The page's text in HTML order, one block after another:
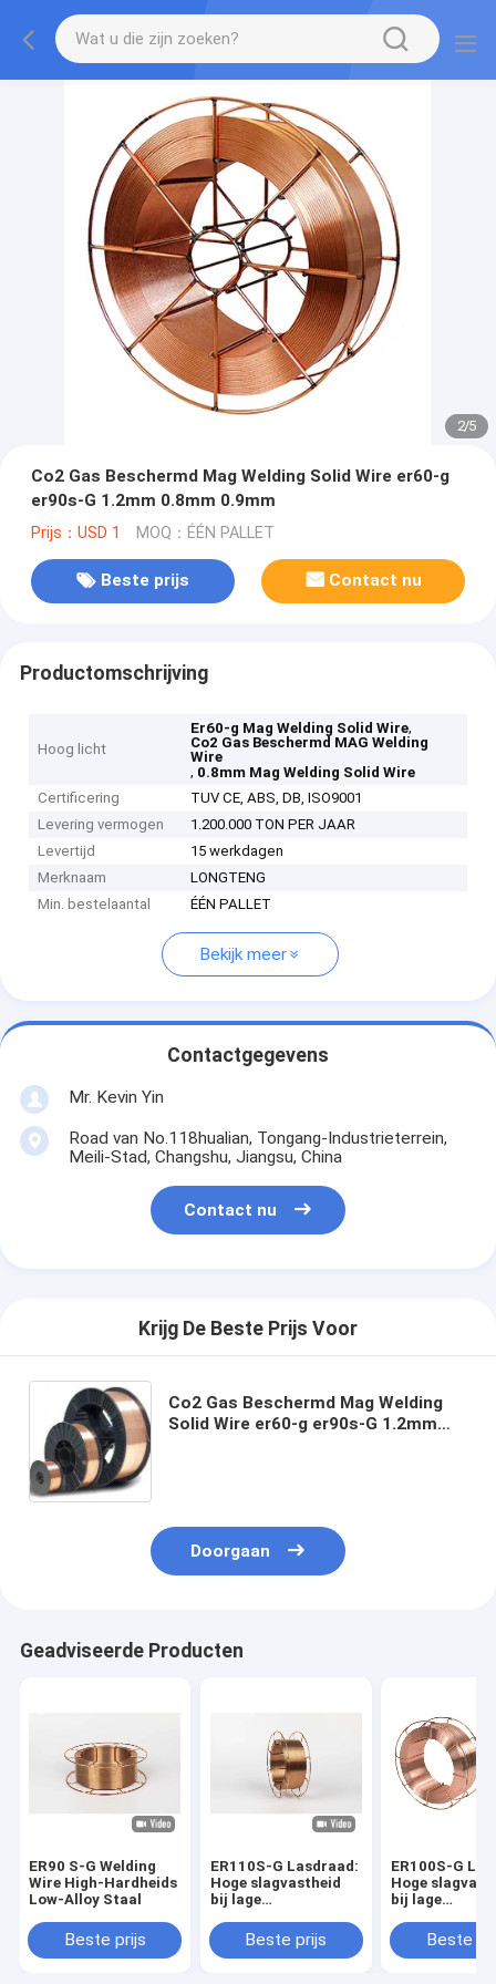
2/5
Co2 Gas Beschermd Mag Welding Solid Wire er60-g
er90s-G 1.2mm 0.8mm 0.9mm
Prijs：USD 1 MOQ：ÉÉN PALLET
Beste prijs Contact nu
Productomschrijving
Hoog licht
Er60-g Mag Welding Solid Wire,
Co2 Gas Beschermd MAG Welding
Wire
, 0.8mm Mag Welding Solid Wire
Certificering
TUV CE, ABS, DB, ISO9001
Levering vermogen
1.200.000 TON PER JAAR
Levertijd
15 werkdagen
Merknaam
LONGTENG
Min. bestelaantal
ÉÉN PALLET
Bekijk meer
Contactgegevens
Mr. Kevin Yin
Road van No.118hualian, Tongang-Industrieterrein,
Meili-Stad, Changshu, Jiangsu, China
Contact nu
Krijg De Beste Prijs Voor
Co2 Gas Beschermd Mag Welding
Solid Wire er60-g er90s-G 1.2mm
Doorgaan
Geadviseerde Producten
ER90 S-G Welding
Wire High-Hardheids
Low-Alloy Staal
Beste prijs
ER110S-G Lasdraad:
Hoge slagvastheid
bij lage
pijpleidingen
Beste prijs
ER100S-G
Hoge
bij lage
pijpleidingen
Beste